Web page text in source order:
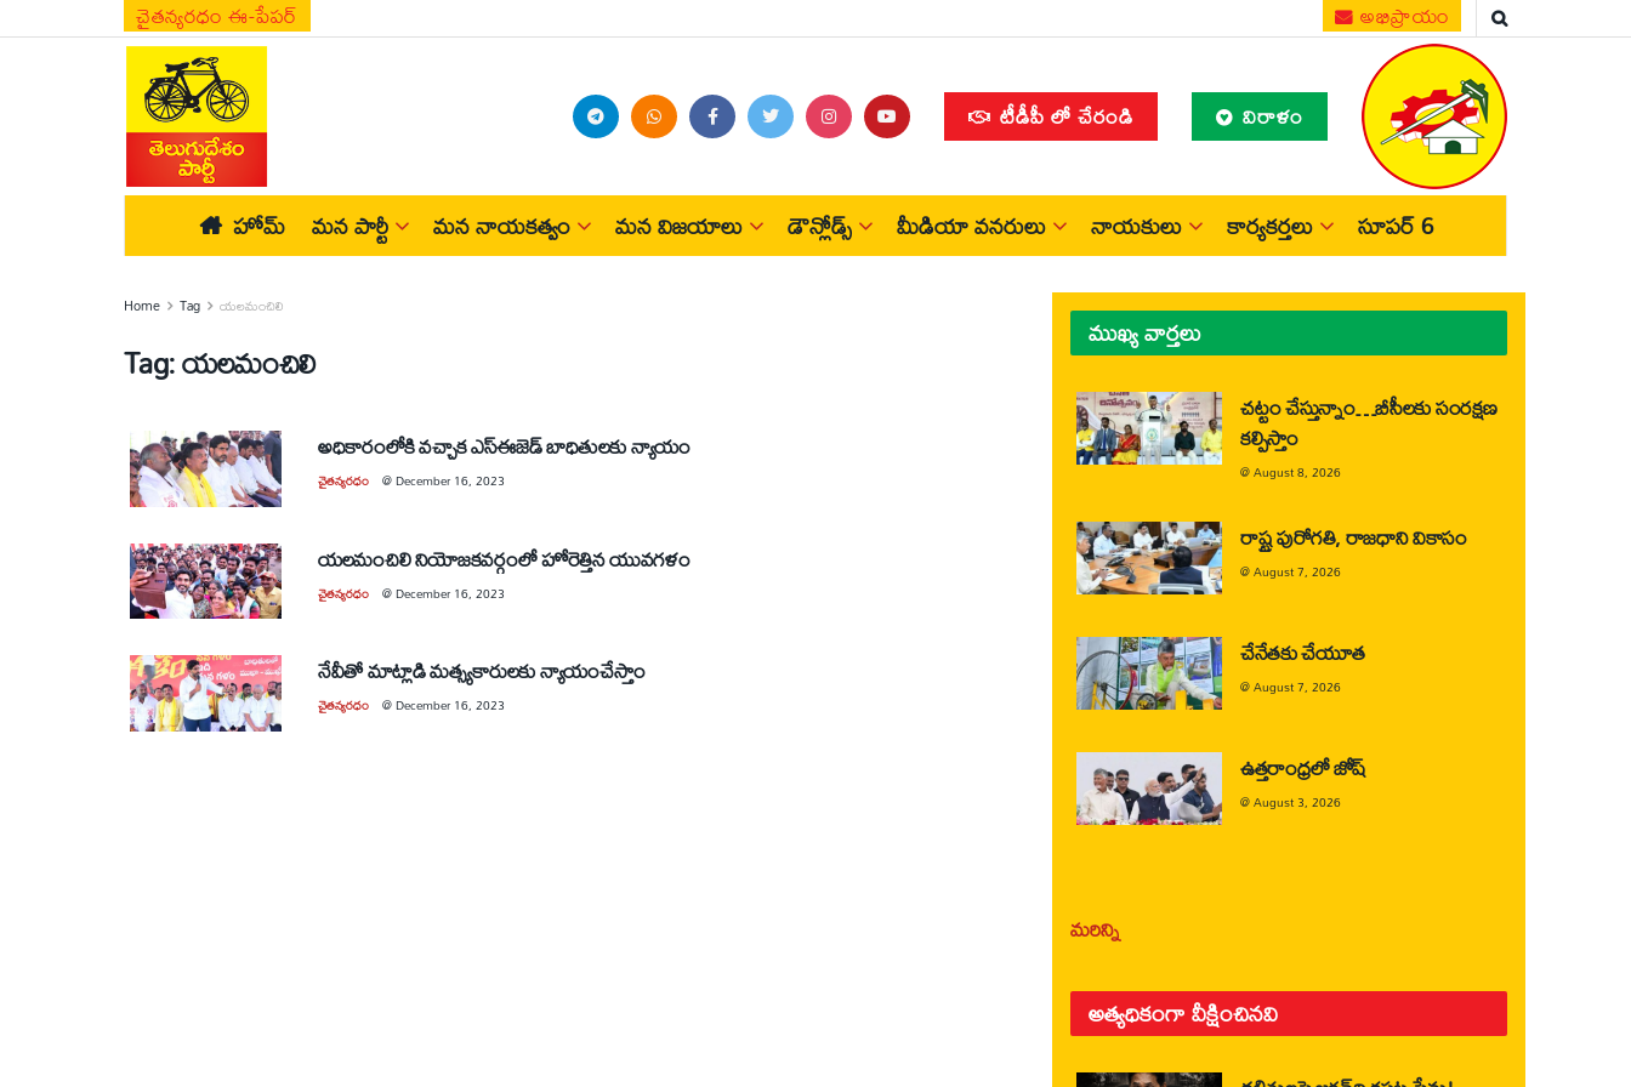
చైతన్యరధం ఈ-పేపర్ అభిప్రాయం
టీడీపీ లో చేరండి విరాళం
హోమ్ మన పార్టీ మన నాయకత్వం మన విజయాలు డౌన్లోడ్స్ మీడియా వనరులు నాయకులు కార్యకర్తలు సూపర్ 6
Home Tag యలమంచిలి
Tag:యలమంచిలి
అధికారంలోకి వచ్చాక ఎస్‌ఈజెడ్‌ బాధితులకు న్యాయం
చైతన్యరధం @December 16, 2023
యలమంచిలి నియోజకవర్గంలో హోరెత్తిన యువగళం
చైతన్యరధం @December 16, 2023
నేవీతో మాట్లాడి మత్స్యకారులకు న్యాయంచేస్తాం
చైతన్యరధం @December 16, 2023
ముఖ్య వార్తలు
చట్టం చేస్తున్నాం…బీసీలకు సంరక్షణ
కల్పిస్తాం
@August 8, 2026
రాష్ట్ర పురోగతి, రాజధాని వికాసం
@August 7, 2026
చేనేతకు చేయూత
@August 7, 2026
ఉత్తరాంధ్రలో జోష్
@August 3, 2026
మరిన్ని
అత్యధికంగా వీక్షించినవి